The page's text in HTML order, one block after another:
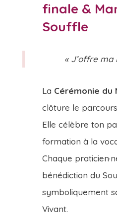
finale &
Souffle
« J’offre ma
La Cérémonie du
clôture le
Elle célèbre ton
formation à la
Chaque
bénédiction du
symboliquement
Vivant.